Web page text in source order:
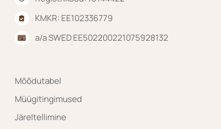
KMKR: EE102336779
a/a SWED EE502200221075928132
Mõõdutabel
Müügitingimused
Järeltellimine